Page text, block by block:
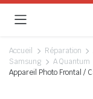
Accueil Réparation
Samsung
A Quantum
Appareil Photo Frontal /